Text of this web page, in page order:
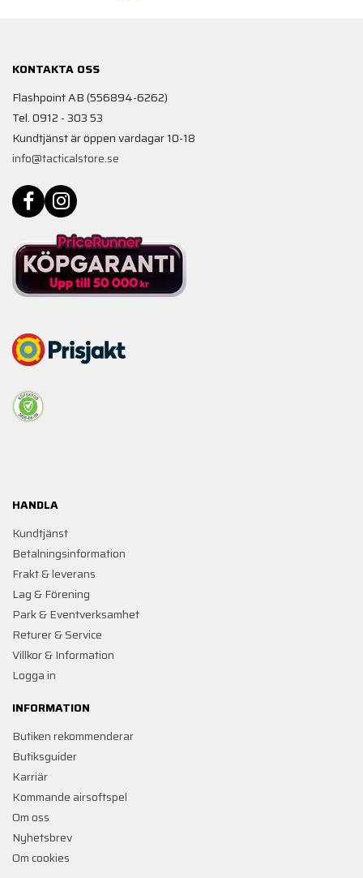
KONTAKTA OSS
Flashpoint AB (556894-6262)
Tel. 0912 - 303 53
Kundtjänst är öppen vardagar 10-18
info@tacticalstore.se
HANDLA
Kundtjänst
Betalningsinformation
Frakt & leverans
Lag & Förening
Park & Eventverksamhet
Returer & Service
Villkor & Information
Logga in
INFORMATION
Butiken rekommenderar
Butiksguider
Karriär
Kommande airsoftspel
Om oss
Nyhetsbrev
Om cookies